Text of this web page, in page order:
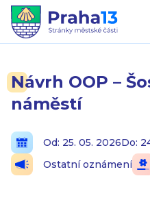
Návrh OOP –
náměstí
Od: 25. 05. 2026Do:
Ostatní oznámení